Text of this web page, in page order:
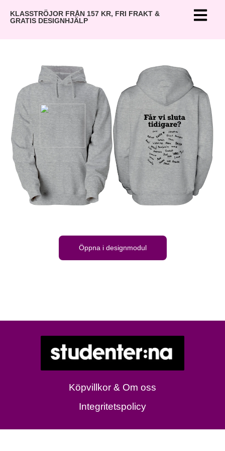
KLASSTRÖJOR FRÅN 157 KR, FRI FRAKT &
GRATIS DESIGNHJÄLP
Öppna i designmodul
Köpvillkor & Om oss
Integritetspolicy